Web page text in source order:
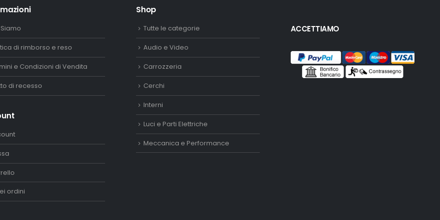
di rimborso e reso
e Condizioni di Vendita
di recesso
ordini
Shop
Tutte le categorie
Audio e Video
Carrozzeria
Cerchi
Interni
Luci e Parti Elettriche
Meccanica e Performance
ACCETTIAMO